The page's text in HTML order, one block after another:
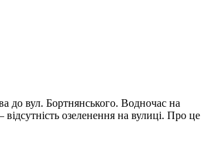
до вул. Бортнянського. Водночас на
озеленення на вулиці. Про це